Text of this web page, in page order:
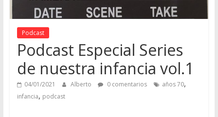
Podcast
Podcast Especial Series
de nuestra infancia vol.1
04/01/2021 Alberto 0 comentarios años 70,
infancia, podcast